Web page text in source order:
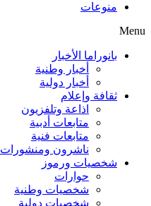
منوعات
Menu
بانوراما الأخبار
أخبار وطنية
أخبار دولية
ثقافة وإعلام
اذاعة وتلفزيون
متابعات أدبية
متابعات فنية
ناشرون ومنشورات
شخصيات ورموز
حوارات
شخصيات وطنية
شخصيات دولية